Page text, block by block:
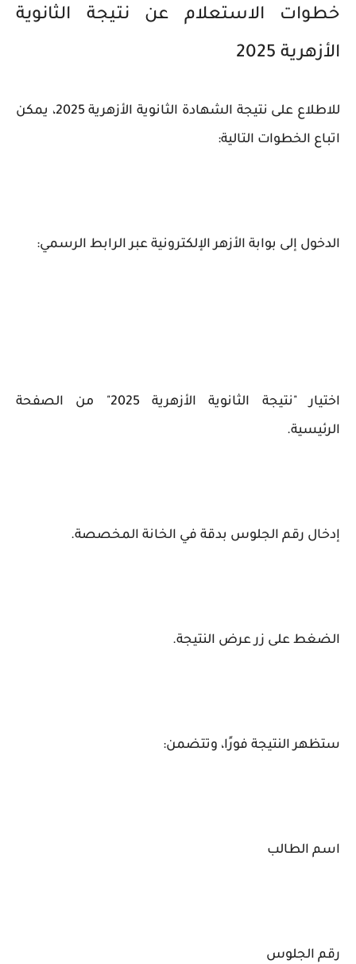
خطوات الاستعلام عن نتيجة الثانوية
الأزهرية 2025
للاطلاع على نتيجة الشهادة الثانوية الأزهرية 2025، يمكن
اتباع الخطوات التالية:
الدخول إلى بوابة الأزهر الإلكترونية عبر الرابط الرسمي:
اختيار "نتيجة الثانوية الأزهرية 2025" من الصفحة
الرئيسية.
إدخال رقم الجلوس بدقة في الخانة المخصصة.
الضغط على زر عرض النتيجة.
ستظهر النتيجة فورًا، وتتضمن:
اسم الطالب
رقم الجلوس